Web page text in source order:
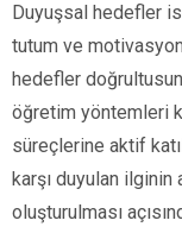
Duyuşsal hedefler
tutum ve
hedefler
öğretim yöntemleri
süreçlerine aktif
karşı duyulan ilginin
oluşturulması